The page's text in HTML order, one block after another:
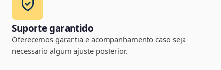
Suporte garantido
Oferecemos garantia e acompanhamento caso seja
necessário algum ajuste posterior.